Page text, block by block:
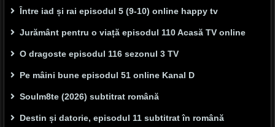
Între iad și rai episodul 5 (9-10) online happy tv
Jurământ pentru o viață episodul 110 Acasă TV online
O dragoste episodul 116 sezonul 3 TV
Pe mâini bune episodul 51 online Kanal D
Soulm8te (2026) subtitrat română
Destin și datorie, episodul 11 subtitrat în română